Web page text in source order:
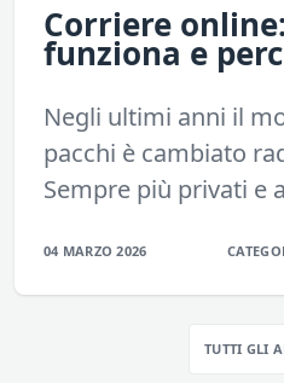
Corriere
funziona e
Negli ultimi anni il
pacchi è cambiato
Sempre più privati e
04 MARZO 2026
TUTTI GLI